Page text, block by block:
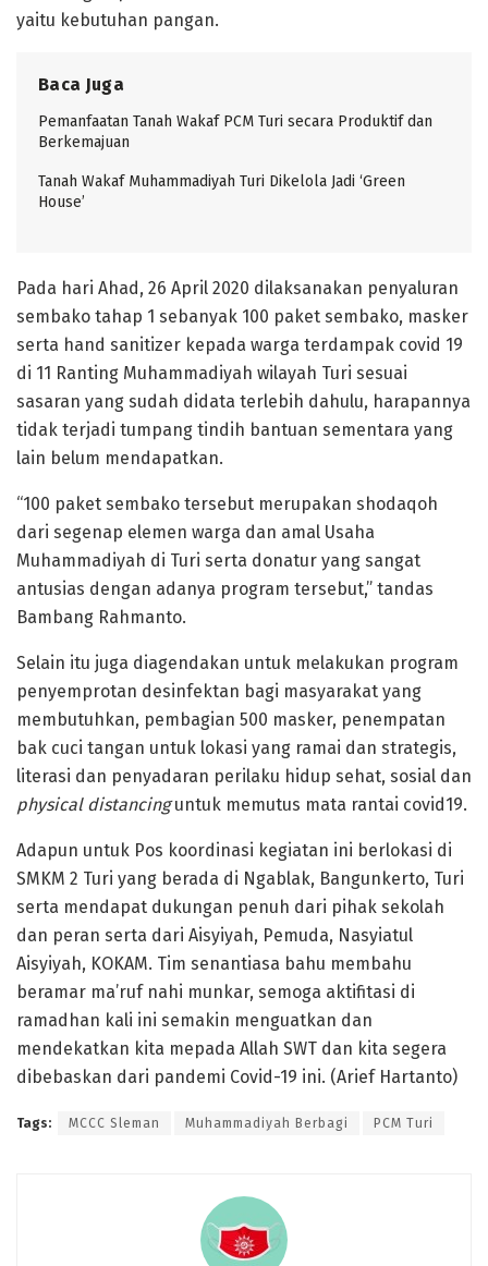
yaitu kebutuhan pangan.
Baca Juga
Pemanfaatan Tanah Wakaf PCM Turi secara Produktif dan
Berkemajuan
Tanah Wakaf Muhammadiyah Turi Dikelola Jadi ‘Green
House’
Pada hari Ahad, 26 April 2020 dilaksanakan penyaluran
sembako tahap 1 sebanyak 100 paket sembako, masker
serta hand sanitizer kepada warga terdampak covid 19
di 11 Ranting Muhammadiyah wilayah Turi sesuai
sasaran yang sudah didata terlebih dahulu, harapannya
tidak terjadi tumpang tindih bantuan sementara yang
lain belum mendapatkan.
“100 paket sembako tersebut merupakan shodaqoh
dari segenap elemen warga dan amal Usaha
Muhammadiyah di Turi serta donatur yang sangat
antusias dengan adanya program tersebut,” tandas
Bambang Rahmanto.
Selain itu juga diagendakan untuk melakukan program
penyemprotan desinfektan bagi masyarakat yang
membutuhkan, pembagian 500 masker, penempatan
bak cuci tangan untuk lokasi yang ramai dan strategis,
literasi dan penyadaran perilaku hidup sehat, sosial dan
physical distancinguntuk memutus mata rantai covid19.
Adapun untuk Pos koordinasi kegiatan ini berlokasi di
SMKM 2 Turi yang berada di Ngablak, Bangunkerto, Turi
serta mendapat dukungan penuh dari pihak sekolah
dan peran serta dari Aisyiyah, Pemuda, Nasyiatul
Aisyiyah, KOKAM. Tim senantiasa bahu membahu
beramar ma’ruf nahi munkar, semoga aktifitasi di
ramadhan kali ini semakin menguatkan dan
mendekatkan kita mepada Allah SWT dan kita segera
dibebaskan dari pandemi Covid-19 ini. (Arief Hartanto)
Tags: MCCC Sleman Muhammadiyah Berbagi PCM Turi